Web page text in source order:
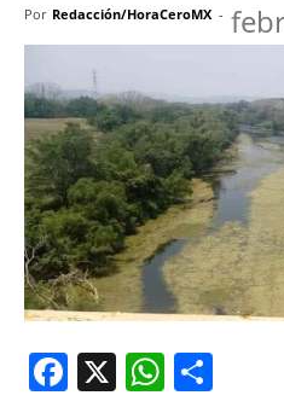
Por Redacción/HoraCeroMX -
Facebook
X